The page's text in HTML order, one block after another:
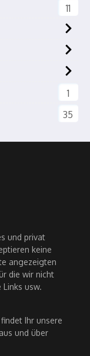
11
1
35
und privat
keine
angezeigten
die wir nicht
usw.
findet Ihr unsere
und über